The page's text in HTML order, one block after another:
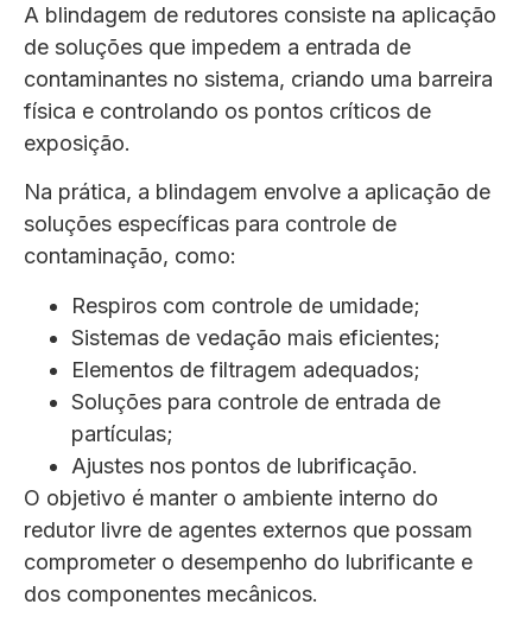
A blindagem de redutores consiste na aplicação
de soluções que impedem a entrada de
contaminantes no sistema, criando uma barreira
física e controlando os pontos críticos de
exposição.
Na prática, a blindagem envolve a aplicação de
soluções específicas para controle de
contaminação, como:
Respiros com controle de umidade;
Sistemas de vedação mais eficientes;
Elementos de filtragem adequados;
Soluções para controle de entrada de
partículas;
Ajustes nos pontos de lubrificação.
O objetivo é manter o ambiente interno do
redutor livre de agentes externos que possam
comprometer o desempenho do lubrificante e
dos componentes mecânicos.